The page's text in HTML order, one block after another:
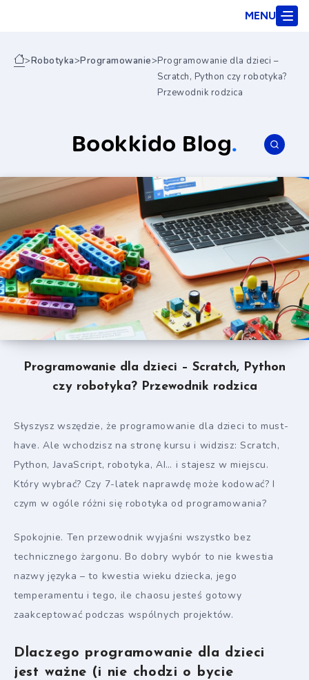
MENU
>Robotyka>Programowanie>Programowanie dla dzieci –
Scratch, Python czy robotyka?
Przewodnik rodzica
Bookkido Blog.
Programowanie dla dzieci – Scratch, Python
czy robotyka? Przewodnik rodzica
Słyszysz wszędzie, że programowanie dla dzieci to must-
have. Ale wchodzisz na stronę kursu i widzisz: Scratch,
Python, JavaScript, robotyka, AI… i stajesz w miejscu.
Który wybrać? Czy 7-latek naprawdę może kodować? I
czym w ogóle różni się robotyka od programowania?
Spokojnie. Ten przewodnik wyjaśni wszystko bez
technicznego żargonu. Bo dobry wybór to nie kwestia
nazwy języka – to kwestia wieku dziecka, jego
temperamentu i tego, ile chaosu jesteś gotowy
zaakceptować podczas wspólnych projektów.
Dlaczego programowanie dla dzieci
jest ważne (i nie chodzi o bycie